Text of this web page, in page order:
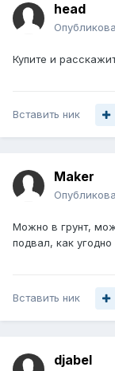
head
Купите и
Вставить ник
Maker
Можно в грунт,
подвал, как
Вставить ник
djabel